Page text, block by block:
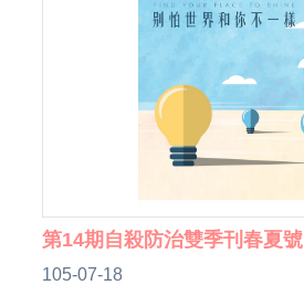
第14期自殺防治雙季刊春夏號
105-07-18